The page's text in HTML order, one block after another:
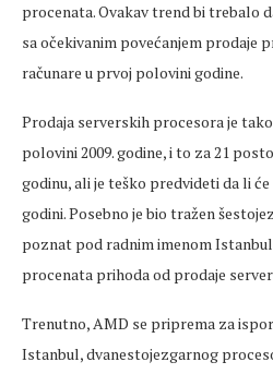
procenata. Ovakav trend bi trebalo
sa očekivanim povećanjem prodaje
računare u prvoj polovini godine.
Prodaja serverskih procesora je
polovini 2009. godine, i to za 21
godinu, ali je teško predvideti da li
godini. Posebno je bio tražen
poznat pod radnim imenom
procenata prihoda od prodaje
Trenutno, AMD se priprema za
Istanbul, dvanestojezgarnog